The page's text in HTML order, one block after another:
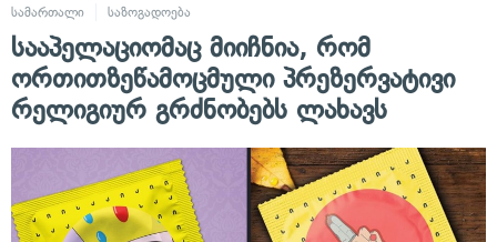
სამართალი
საზოგადოება
სააპელაციომაც მიიჩნია, რომ
ორთითზეწამოცმული პრეზერვატივი
რელიგიურ გრძნობებს ლახავს